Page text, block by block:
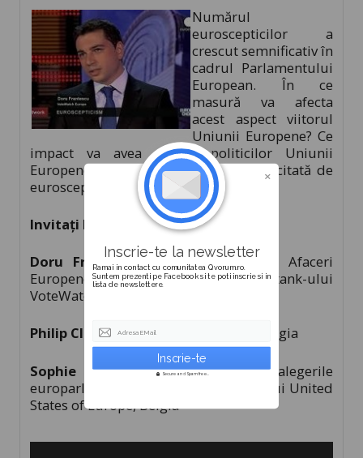
Numărul
euroscepticilor a
crescut semnificativ în
cadrul Parlamentului
European. În ce
masură va afecta
acest aspect viitorul
Uniunii Europene? Ce
impact va avea asupra politicilor Uniunii
Europene o creștere a influenței exercitată de
eurosceptici?
Invitaţi la emisiune:
Doru Franţescu: Expert Qvorum în Afaceri
Europene şi Director al think-tank-ului
VoteWatch Europe din Bruxelles.
Philip Claeys:europarlamentar din Belgia
Sophie Heine: candidată la alegerile
europarlamentare din partea partidului United
States of Europe, Belgia
Inscrie-te la newsletter
Ramai in contact cu comunitatea Qvorum.ro.
Suntem prezenti pe Facebook si te poti inscrie si in
lista de newslettere.
Adresa EMail
Secure and Spam free...